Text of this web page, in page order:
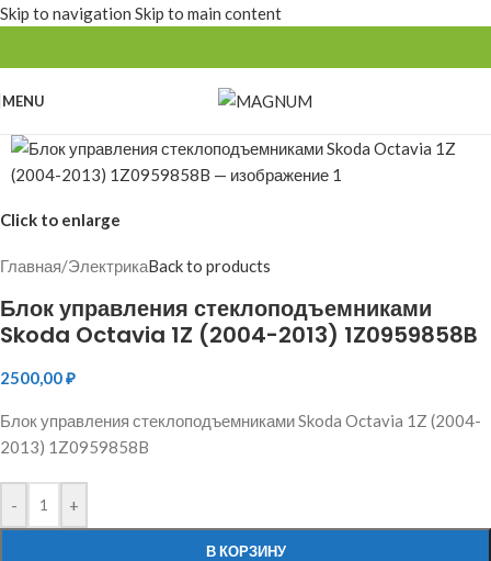
Skip to navigation Skip to main content
MENU
Click to enlarge
Главная/ЭлектрикаBack to products
Блок управления стеклоподъемниками
Skoda Octavia 1Z (2004-2013) 1Z0959858B
2500,00₽
Блок управления стеклоподъемниками Skoda Octavia 1Z (2004-
2013) 1Z0959858B
- +
В КОРЗИНУ